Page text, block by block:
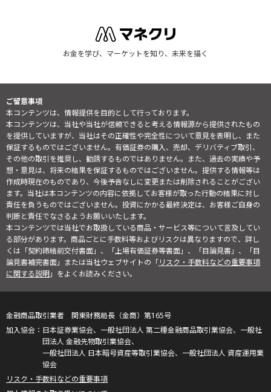
お金を学び、マーケットを知り、未来を描く
ご留意事項
本コンテンツは、情報提供を目的として行っております。
本コンテンツは、当社や当社が信頼できると考える情報源から提供されたもの
を提供していますが、当社はその正確性や完全性について意見を表明し、また
保証するものではございません。有価証券の購入、売却、デリバティブ取引、
その他の取引を推奨し、勧誘するものではありません。また、過去の実績や予
想・意見は、将来の結果を保証するものではございません。提供する情報等は
作成時現在のものであり、今後予告なしに変更または削除されることがござい
ます。当社は本コンテンツの内容に依拠してお客様が取った行動の結果に対し
責任を負うものではございません。投資にかかる最終決定は、お客様ご自身の
判断と責任でなさるようお願いいたします。
本コンテンツでは当社でお取扱している商品・サービス等について言及してい
る部分があります。商品ごとに手数料等およびリスクは異なりますので、詳し
くは「契約締結前交付書面」、「上場有価証券等書面」、「目論見書」、「目
論見書補完書面」または当社ウェブサイトの「リスク・手数料などの重要事項
に関する説明」をよくお読みください。
金融商品取引業者 関東財務局長（金商）第165号
日本証券業協会、一般社団法人 第二種金融商品取引業協会、一般社
団法人 金融先物取引業協会、
一般社団法人 日本暗号資産等取引業協会、一般社団法人 資産運用業
協会
リスク・手数料などの重要事項